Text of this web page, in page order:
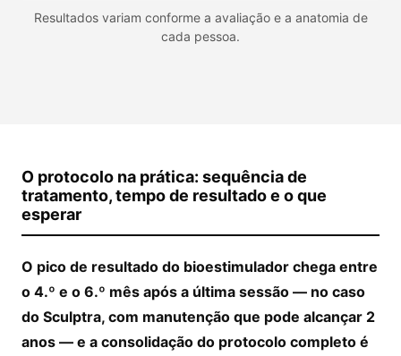
Resultados variam conforme a avaliação e a anatomia de
cada pessoa.
O protocolo na prática: sequência de
tratamento, tempo de resultado e o que
esperar
O pico de resultado do bioestimulador chega entre
o 4.º e o 6.º mês após a última sessão — no caso
do Sculptra, com manutenção que pode alcançar 2
anos — e a consolidação do protocolo completo é